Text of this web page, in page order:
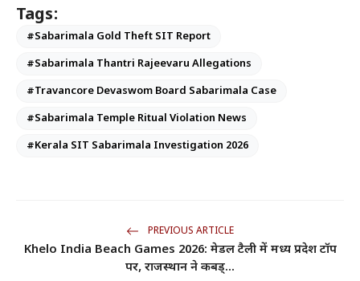
Tags:
#Sabarimala Gold Theft SIT Report
#Sabarimala Thantri Rajeevaru Allegations
#Travancore Devaswom Board Sabarimala Case
#Sabarimala Temple Ritual Violation News
#Kerala SIT Sabarimala Investigation 2026
PREVIOUS ARTICLE
Khelo India Beach Games 2026: मेडल टैली में मध्य प्रदेश टॉप
पर, राजस्थान ने कबड्...